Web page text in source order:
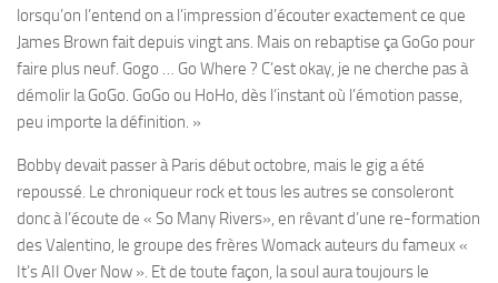
lorsqu’on l’entend on a l’impression d’écouter exactement ce que
James Brown fait depuis vingt ans. Mais on rebaptise ça GoGo pour
faire plus neuf. Gogo … Go Where ? C’est okay, je ne cherche pas à
démolir la GoGo. GoGo ou HoHo, dès l’instant où l’émotion passe,
peu importe la définition. »
Bobby devait passer à Paris début octobre, mais le gig a été
repoussé. Le chroniqueur rock et tous les autres se consoleront
donc à l’écoute de « So Many Rivers», en rêvant d’une re-formation
des Valentino, le groupe des frères Womack auteurs du fameux «
It’s AII Over Now ». Et de toute façon, la soul aura toujours le